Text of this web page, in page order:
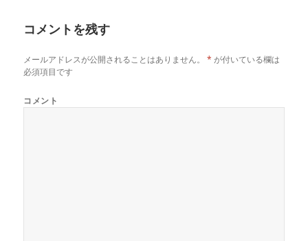
コメントを残す
メールアドレスが公開されることはありません。 * が付いている欄は
必須項目です
コメント